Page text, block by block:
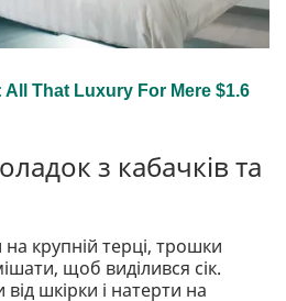
з кабачків та
крупній терці, трошки
щоб виділився сік.
шкірки і натерти на